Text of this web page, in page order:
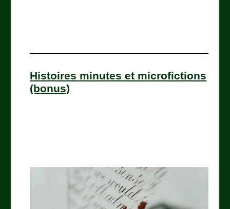
Histoires minutes et microfictions
(bonus)